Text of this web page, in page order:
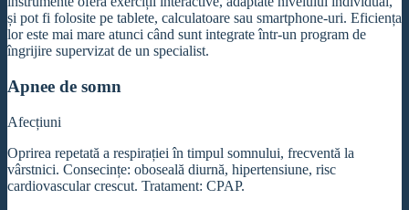
și pot fi folosite pe tablete, calculatoare sau smartphone-uri. Eficiența
lor este mai mare atunci când sunt integrate într-un program de
îngrijire supervizat de un specialist.
Apnee de somn
Afecțiuni
Oprirea repetată a respirației în timpul somnului, frecventă la
vârstnici. Consecințe: oboseală diurnă, hipertensiune, risc
cardiovascular crescut. Tratament: CPAP.